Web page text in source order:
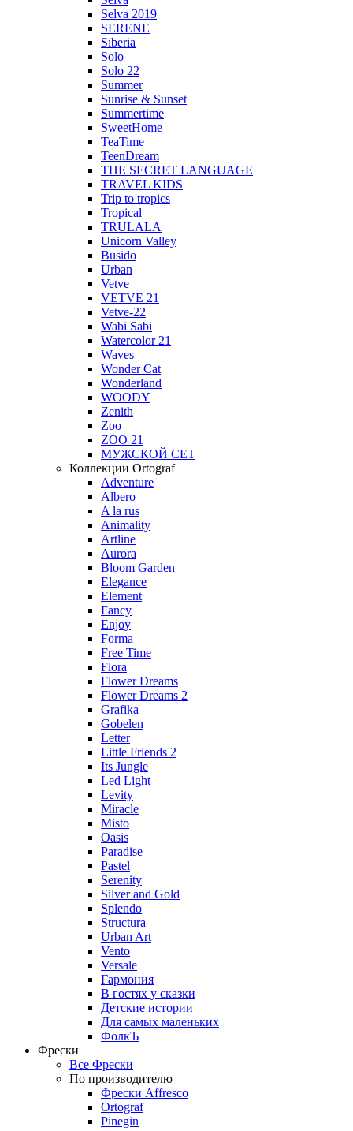
Selva 2019
SERENE
Siberia
Solo
Solo 22
Summer
Sunrise & Sunset
Summertime
SweetHome
TeaTime
TeenDream
THE SECRET LANGUAGE
TRAVEL KIDS
Trip to tropics
Tropical
TRULALA
Unicorn Valley
Busido
Urban
Vetve
VETVE 21
Vetve-22
Wabi Sabi
Watercolor 21
Waves
Wonder Cat
Wonderland
WOODY
Zenith
Zoo
ZOO 21
МУЖСКОЙ СЕТ
Коллекции Ortograf
Adventure
Albero
A la rus
Animality
Artline
Aurora
Bloom Garden
Elegance
Element
Fancy
Enjoy
Forma
Free Time
Flora
Flower Dreams
Flower Dreams 2
Grafika
Gobelen
Letter
Little Friends 2
Its Jungle
Led Light
Levity
Miracle
Misto
Oasis
Paradise
Pastel
Serenity
Silver and Gold
Splendo
Structura
Urban Art
Vento
Versale
Гармония
В гостях у сказки
Детские истории
Для самых маленьких
ФолкЪ
Фрески
Все Фрески
По производителю
Фрески Affresco
Ortograf
Pinegin